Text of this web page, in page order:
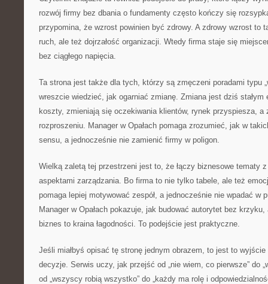
rozwój firmy bez dbania o fundamenty często kończy się
przypomina, że wzrost powinien być zdrowy. A zdrowy wzrost to
ruch, ale też dojrzałość organizacji. Wtedy firma staje się
bez ciągłego napięcia.
Ta strona jest także dla tych, którzy są zmęczeni poradami typu
wreszcie wiedzieć, jak ogarniać zmianę. Zmiana jest dziś stałym
koszty, zmieniają się oczekiwania klientów, rynek przyspiesza, a
rozproszeniu. Manager w Opałach pomaga zrozumieć, jak w
sensu, a jednocześnie nie zamienić firmy w poligon.
Wielką zaletą tej przestrzeni jest to, że łączy biznesowe tematy
aspektami zarządzania. Bo firma to nie tylko tabele, ale też
pomaga lepiej motywować zespół, a jednocześnie nie wpadać w
Manager w Opałach pokazuje, jak budować autorytet bez
biznes to kraina łagodności. To podejście jest praktyczne.
Jeśli miałbyś opisać tę stronę jednym obrazem, to jest to
decyzje. Serwis uczy, jak przejść od „nie wiem, co pierwsze” do
od „wszyscy robią wszystko” do „każdy ma rolę i